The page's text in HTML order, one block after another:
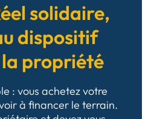
solidaire,
dispositif
la propriété
: vous achetez votre
à financer le terrain.